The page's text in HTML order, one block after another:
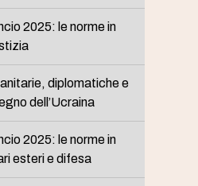
2025: le norme in
diplomatiche e
dell’Ucraina
2025: le norme in
esteri e difesa